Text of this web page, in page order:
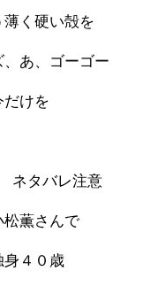
薄く硬い殻を
、あ、ゴーゴー
だけを
ネタバレ注意
松薫さんで
身４０歳